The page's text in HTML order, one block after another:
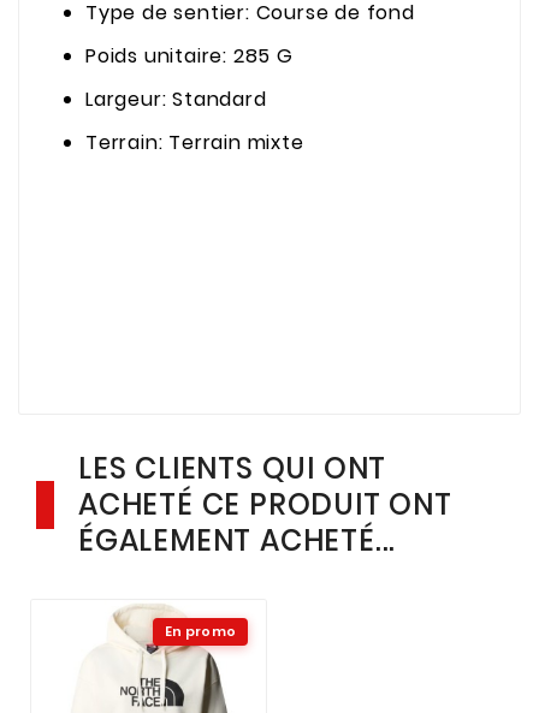
Type de sentier: Course de fond
Poids unitaire: 285 G
Largeur: Standard
Terrain: Terrain mixte
LES CLIENTS QUI ONT
ACHETÉ CE PRODUIT ONT
ÉGALEMENT ACHETÉ...
En promo